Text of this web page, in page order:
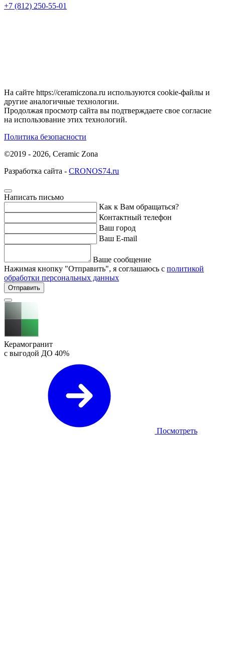
+7 (812) 250-55-01
На сайте https://ceramiczona.ru используются coоkie-файлы и
другие аналогичные технологии.
Продолжая просмотр сайта вы подтверждаете свое согласие
на использование этих технологий.
Политика безопасности
©2019 - 2026, Ceramic Zona
Разработка сайта - CRONOS74.ru
Написать письмо
Как к Вам обращаться?
Контактный телефон
Ваш город
Ваш E-mail
Ваше сообщение
Нажимая кнопку "Отправить", я соглашаюсь с политикой
обработки персональных данных
Отправить
Керамогранит
с выгодой ДО 40%
Посмотреть